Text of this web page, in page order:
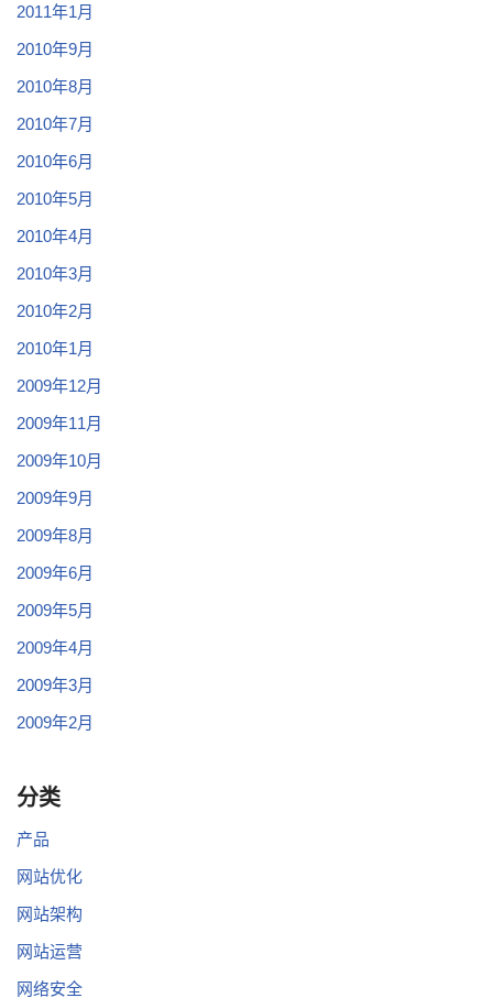
2011年1月
2010年9月
2010年8月
2010年7月
2010年6月
2010年5月
2010年4月
2010年3月
2010年2月
2010年1月
2009年12月
2009年11月
2009年10月
2009年9月
2009年8月
2009年6月
2009年5月
2009年4月
2009年3月
2009年2月
分类
产品
网站优化
网站架构
网站运营
网络安全